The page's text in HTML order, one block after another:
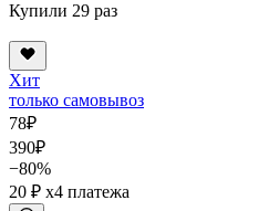
Купили 29 раз
Хит
только самовывоз
78₽
390₽
−80%
20 ₽ x4 платежа